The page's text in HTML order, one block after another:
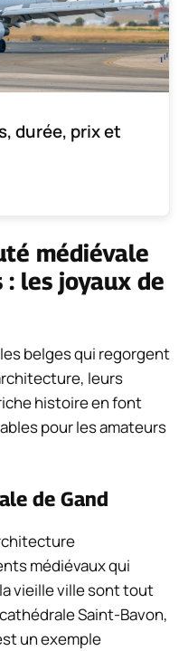
durée, prix et
médiévale
: les joyaux de
belges qui regorgent
leurs
histoire en font
pour les amateurs
de Gand
médiévaux qui
vieille ville sont tout
Saint-Bavon,
un exemple